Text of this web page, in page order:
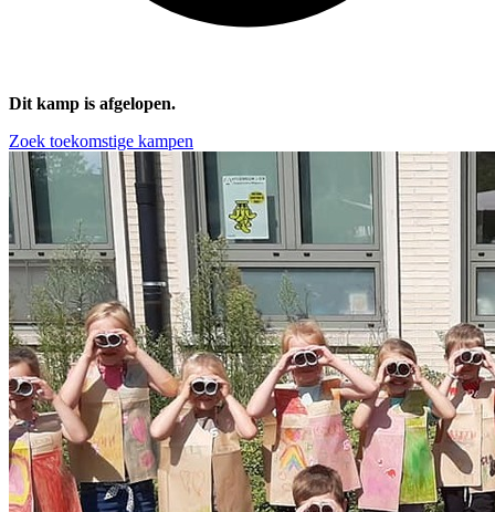
Dit kamp is afgelopen.
Zoek toekomstige kampen